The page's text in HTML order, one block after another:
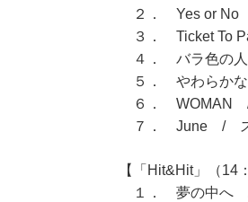
２． Yes or No
３． Ticket To
４． バラ色の
５． やわらか
６． WOMAN /
７． June / ス
【「Hit&Hit」（14
１． 夢の中へ